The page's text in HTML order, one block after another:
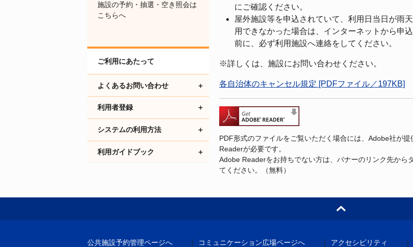
施設の予約・抽選・空き照会は
こちらへ
ご利用にあたって
よくあるお問い合わせ
利用者登録
システムの利用方法
利用ガイドブック
にご確認ください。
屋外施設等を申込されていて、利用日当日が雨
用できなかった場合は、インターネットから申
前に、必ず利用施設へ連絡をしてください。
※詳しくは、施設にお問い合わせください。
各自治体のキャンセル規定 [PDFファイル／197KB]
PDF形式のファイルをご覧いただく場合には、Adobe社が提
Readerが必要です。
Adobe Readerをお持ちでない方は、バナーのリンク先から
てください。（無料）
公共施設予約管理ページへ コミュニケーション広場ページへ アクセシビリティ